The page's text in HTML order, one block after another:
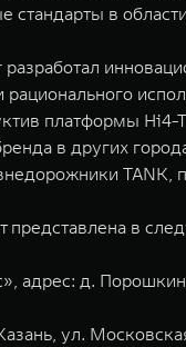
стандарты в
платформы Hi4-
в других
TANK,
в
адрес: д.
ул.